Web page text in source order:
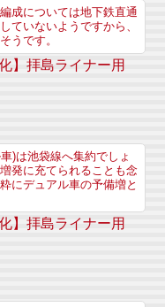
成については地下鉄直通
ていないようですから、
うです。
】拝島ライナー用
)は池袋線へ集約でしょ
発に充てられることも念
にデュアル車の予備増と
】拝島ライナー用